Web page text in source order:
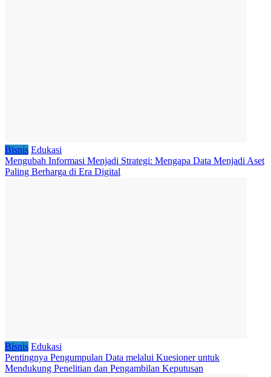
Bisnis Edukasi
Mengubah Informasi Menjadi Strategi: Mengapa Data Menjadi Aset
Paling Berharga di Era Digital
Bisnis Edukasi
Pentingnya Pengumpulan Data melalui Kuesioner untuk
Mendukung Penelitian dan Pengambilan Keputusan